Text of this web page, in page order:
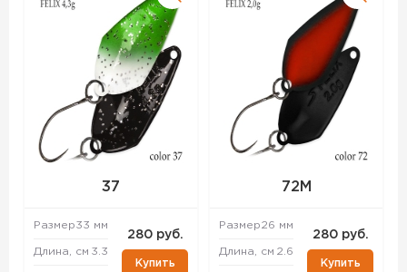
37
Размер33 мм
Длина, см 3.3
280 руб.
Купить
72M
Размер26 мм
Длина, см 2.6
280 руб.
Купить